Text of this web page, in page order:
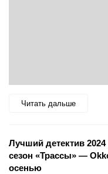
Читать дальше
Лучший детектив
сезон «Трассы» —
осенью